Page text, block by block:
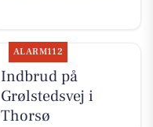
ALARM112
Indbrud på
Grølstedsvej i
Thorsø